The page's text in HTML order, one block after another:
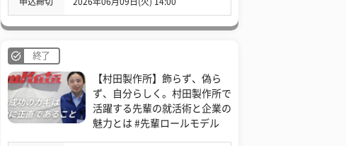
終了
【村田製作所】飾らず、偽ら
ず、自分らしく。村田製作所で
活躍する先輩の就活術と企業の
魅力とは #先輩ロールモデル